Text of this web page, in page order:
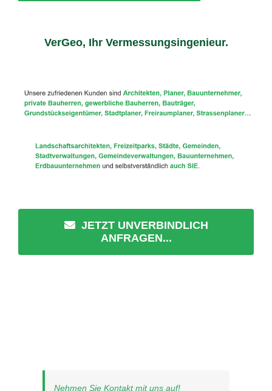
VerGeo, Ihr Vermessungsingenieur.
JETZT UNVERBINDLICH
ANFRAGEN...
Nehmen Sie Kontakt mit uns auf!